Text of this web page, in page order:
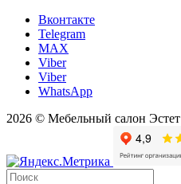
Вконтакте
Telegram
MAX
Viber
Viber
WhatsApp
2026 © Мебельный салон Эстет